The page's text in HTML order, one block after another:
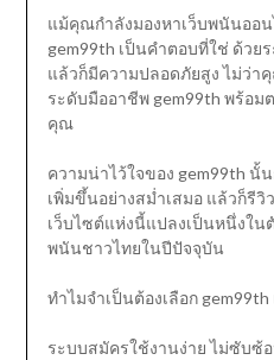
แม้คุณกำลังมองหาเว็บพนันออ
gem99th เป็นคำตอบที่ใช่ ด้วย
แล้วก็มีความปลอดภัยสูง ไม่ว่
ระดับมืออาชีพ gem99th พร้อ
คุณ
ความน่าไว้ใจของ gem99th
เพิ่มขึ้นอย่างสม่ำเสมอ แล้วก็รีวิ
เว็บไซต์แห่งนี้แปลงเป็นหนึ่งใน
พนันชาวไทยในปีปัจจุบัน
ทำไมจำเป็นต้องเลือก
ระบบสมัครใช้งานง่าย ไม่ซับซ้